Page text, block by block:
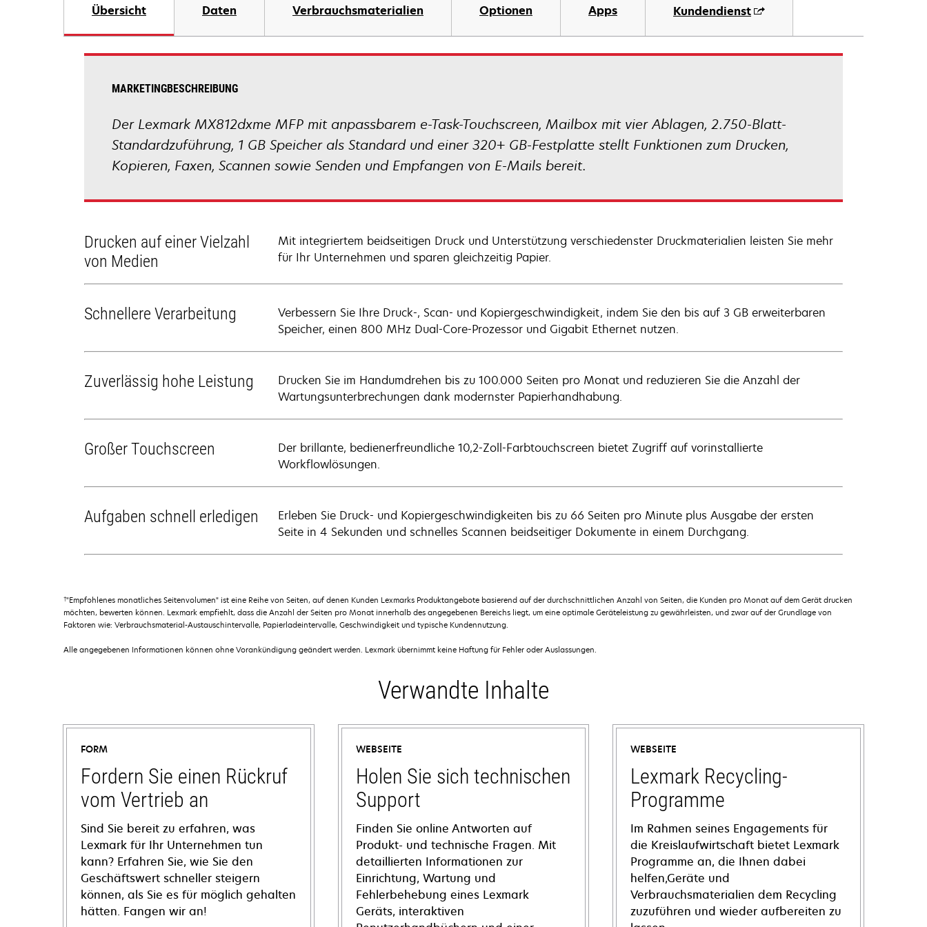
Registerkarte
geöffnet
Übersicht Daten Verbrauchsmaterialien Optionen Apps Kundendienst
MARKETINGBESCHREIBUNG
Der Lexmark MX812dxme MFP mit anpassbarem e-Task-Touchscreen, Mailbox mit vier Ablagen, 2.750-Blatt-
Standardzuführung, 1 GB Speicher als Standard und einer 320+ GB-Festplatte stellt Funktionen zum Drucken,
Kopieren, Faxen, Scannen sowie Senden und Empfangen von E-Mails bereit.
Drucken auf einer Vielzahl
von Medien
Mit integriertem beidseitigen Druck und Unterstützung verschiedenster Druckmaterialien leisten Sie mehr
für Ihr Unternehmen und sparen gleichzeitig Papier.
Schnellere Verarbeitung
Verbessern Sie Ihre Druck-, Scan- und Kopiergeschwindigkeit, indem Sie den bis auf 3 GB erweiterbaren
Speicher, einen 800 MHz Dual-Core-Prozessor und Gigabit Ethernet nutzen.
Zuverlässig hohe Leistung
Drucken Sie im Handumdrehen bis zu 100.000 Seiten pro Monat und reduzieren Sie die Anzahl der
Wartungsunterbrechungen dank modernster Papierhandhabung.
Großer Touchscreen
Der brillante, bedienerfreundliche 10,2-Zoll-Farbtouchscreen bietet Zugriff auf vorinstallierte
Workflowlösungen.
Aufgaben schnell erledigen
Erleben Sie Druck- und Kopiergeschwindigkeiten bis zu 66 Seiten pro Minute plus Ausgabe der ersten
Seite in 4 Sekunden und schnelles Scannen beidseitiger Dokumente in einem Durchgang.
†"Empfohlenes monatliches Seitenvolumen" ist eine Reihe von Seiten, auf denen Kunden Lexmarks Produktangebote basierend auf der durchschnittlichen Anzahl von Seiten, die Kunden pro Monat auf dem Gerät drucken
möchten, bewerten können. Lexmark empfiehlt, dass die Anzahl der Seiten pro Monat innerhalb des angegebenen Bereichs liegt, um eine optimale Geräteleistung zu gewährleisten, und zwar auf der Grundlage von
Faktoren wie: Verbrauchsmaterial-Austauschintervalle, Papierladeintervalle, Geschwindigkeit und typische Kundennutzung.
Alle angegebenen Informationen können ohne Vorankündigung geändert werden. Lexmark übernimmt keine Haftung für Fehler oder Auslassungen.
Verwandte Inhalte
FORM
Fordern Sie einen Rückruf
vom Vertrieb an
Sind Sie bereit zu erfahren, was
Lexmark für Ihr Unternehmen tun
kann? Erfahren Sie, wie Sie den
Geschäftswert schneller steigern
können, als Sie es für möglich gehalten
hätten. Fangen wir an!
WEBSEITE
Holen Sie sich technischen
Support
Finden Sie online Antworten auf
Produkt- und technische Fragen. Mit
detaillierten Informationen zur
Einrichtung, Wartung und
Fehlerbehebung eines Lexmark
Geräts, interaktiven
WEBSEITE
Lexmark Recycling-
Programme
Im Rahmen seines Engagements für
die Kreislaufwirtschaft bietet Lexmark
Programme an, die Ihnen dabei
helfen,Geräte und
Verbrauchsmaterialien dem Recycling
zuzuführen und wieder aufbereiten zu